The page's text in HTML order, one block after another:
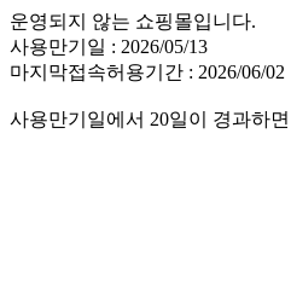
운영되지 않는 쇼핑몰입니다.
사용만기일 : 2026/05/13
마지막접속허용기간 : 2026/06/02
사용만기일에서 20일이 경과하